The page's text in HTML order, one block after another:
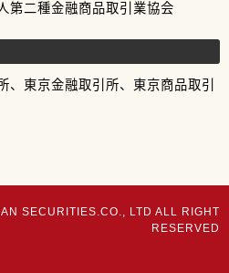
第二種金融商品取引業協会
、東京金融取引所、東京商品取引
SECURITIES.CO., LTD ALL RIGHT
RESERVED